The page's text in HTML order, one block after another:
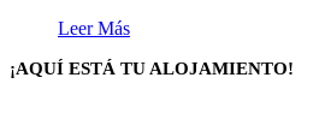
Leer Más
¡AQUÍ ESTÁ TU ALOJAMIENTO!